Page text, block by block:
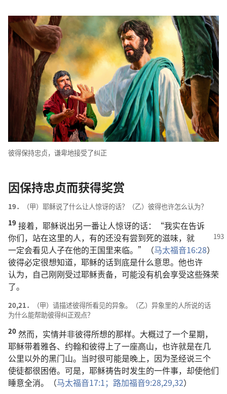
彼得保持忠贞， 谦卑地接受了纠正
因保持忠贞而获得奖赏
19． （甲） 耶稣说了什么让人惊讶的话？（乙） 彼得也许怎么认为？
19 接着， 耶稣说出另一番让人惊讶的话：“我实在告诉
你们， 站在这里的人， 有的还没有尝到死的滋味， 就
一定会看见人子在他的王国里来临。”（马太福音16:28）
彼得必定很想知道， 耶稣的话到底是什么意思。 他也许
认为， 自己刚刚受过耶稣责备， 可能没有机会享受这些殊荣
了。
20,21． （甲） 请描述彼得所看见的异象。（乙） 异象里的人所说的话
为什么能帮助彼得纠正观点？
20 然而， 实情并非彼得所想的那样。 大概过了一个星期，
耶稣带着雅各、 约翰和彼得 上了一座高山， 也许就是在几
公里以外的黑门山。 当时很可能是晚上， 因为圣经说三个
使徒都很困倦。 可是， 耶稣祷告时发生的一件事， 却使他们
睡意全消。（马太福音17:1； 路加福音9:28,29,32）